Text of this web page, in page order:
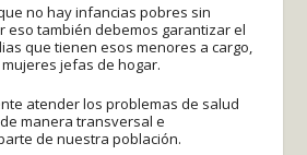
no hay infancias pobres sin
eso también debemos garantizar el
que tienen esos menores a cargo,
jefas de hogar.
atender los problemas de salud
manera transversal e
de nuestra población.